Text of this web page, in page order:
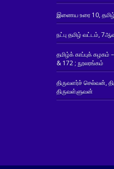
இணைய உரை 10,
நட்பு தமிழ் வட்டம்,
தமிழ்க் காப்புக்
& 172 ; நூலரங்கம்
திருவளர்ச் செல்வன்,
திருவள்ளுவன்